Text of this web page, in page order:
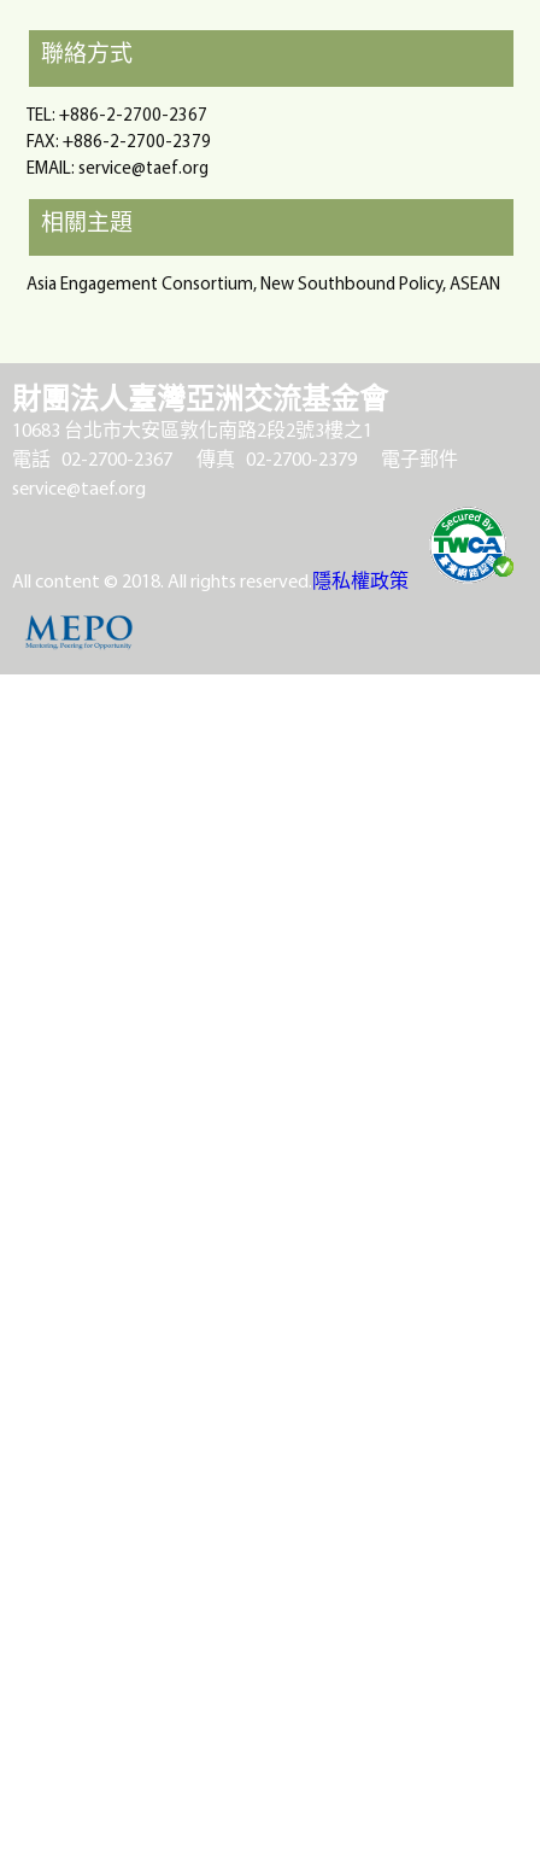
聯絡方式
TEL: +886-2-2700-2367
FAX: +886-2-2700-2379
EMAIL: service@taef.org
相關主題
Asia Engagement Consortium, New Southbound Policy, ASEAN
財團法人臺灣亞洲交流基金會
10683 台北市大安區敦化南路2段2號3樓之1
電話 02-2700-2367
傳真 02-2700-2379
電子郵件
service@taef.org
All content © 2018. All rights reserved.隱私權政策